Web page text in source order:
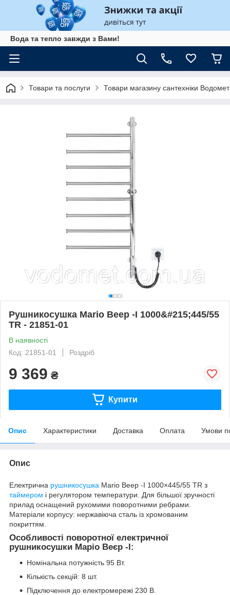
Вода та тепло завжди з Вами!
Товари та послуги Товари магазину сантехніки Водомет
Рушникосушка Mario Beep -I 1000&#215;445/55
TR - 21851-01
В наявності
Код: 21851-01
Роздріб
9 369 ₴
Купити
Опис Характеристики Доставка Оплата Умови
Опис
Електрична рушникосушка Mario Beep -I 1000×445/55 TR з
таймером і регулятором температури. Для більшої зручності
прилад оснащений рухомими поворотними ребрами.
Матеріали корпусу: нержавіюча сталь із хромованим
покриттям.
Особливості поворотної електричної
рушникосушки Маріо Веєр -I:
Номінальна потужність 95 Вт.
Кількість секцій: 8 шт.
Підключення до електромережі 230 В.